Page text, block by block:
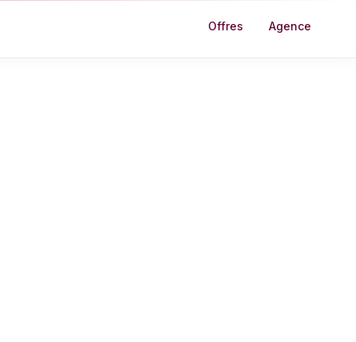
Offres Agence